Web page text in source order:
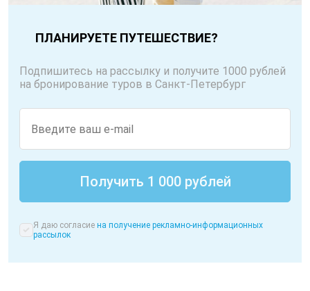
ПЛАНИРУЕТЕ ПУТЕШЕСТВИЕ?
Подпишитесь на рассылку и получите 1000 рублей
на бронирование туров в Санкт-Петербург
Я даю согласие на получение рекламно-информационных
рассылок